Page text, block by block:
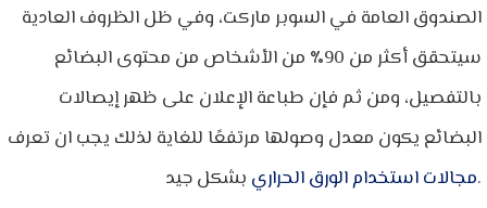
الصندوق العامة في السوبر ماركت، وفي ظل الظروف العادية
سيتحقق أكثر من 90٪ من الأشخاص من محتوى البضائع
بالتفصيل، ومن ثم فإن طباعة الإعلان على ظهر إيصالات
البضائع يكون معدل وصولها مرتفعًا للغاية لذلك يجب ان تعرف
مجالات استخدام الورق الحراريبشكل جيد.